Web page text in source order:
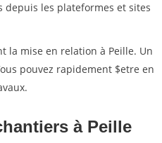
depuis les plateformes et sites
la mise en relation à Peille. Un
pouvez rapidement $etre en
à Peille